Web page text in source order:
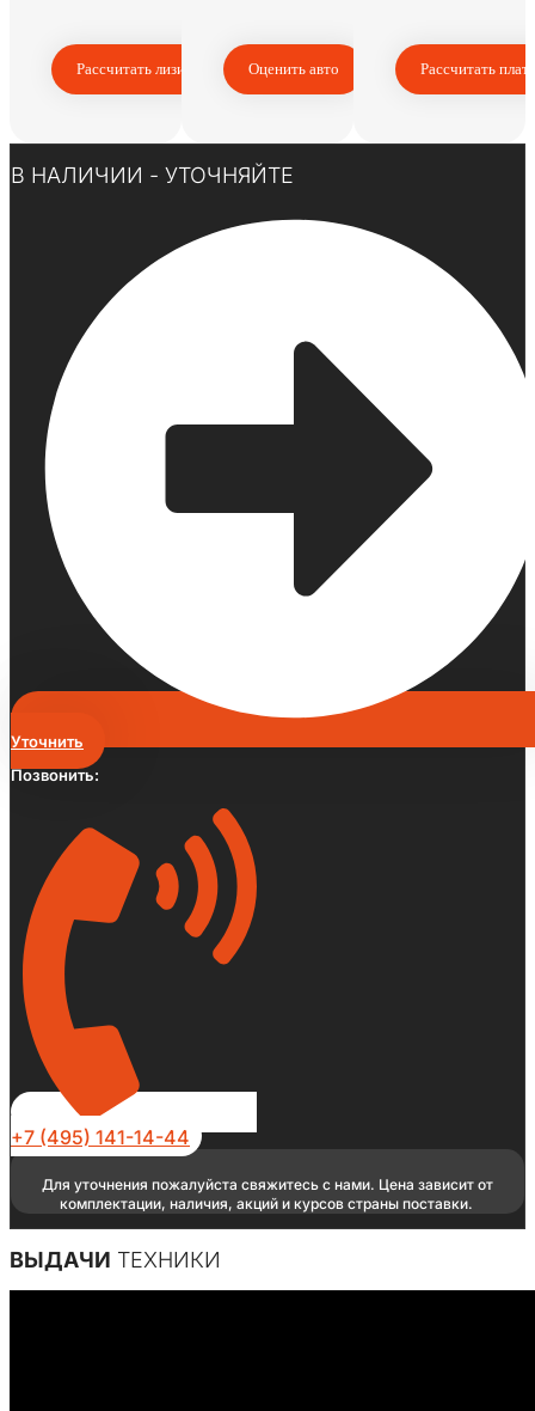
Рассчитать лизинг Оценить авто Рассчитать
В НАЛИЧИИ - УТОЧНЯЙТЕ
Уточнить
Позвонить:
+7 (495) 141-14-44
Для уточнения пожалуйста свяжитесь с нами. Цена зависит от
комплектации, наличия, акций и курсов страны поставки.
ВЫДАЧИ ТЕХНИКИ